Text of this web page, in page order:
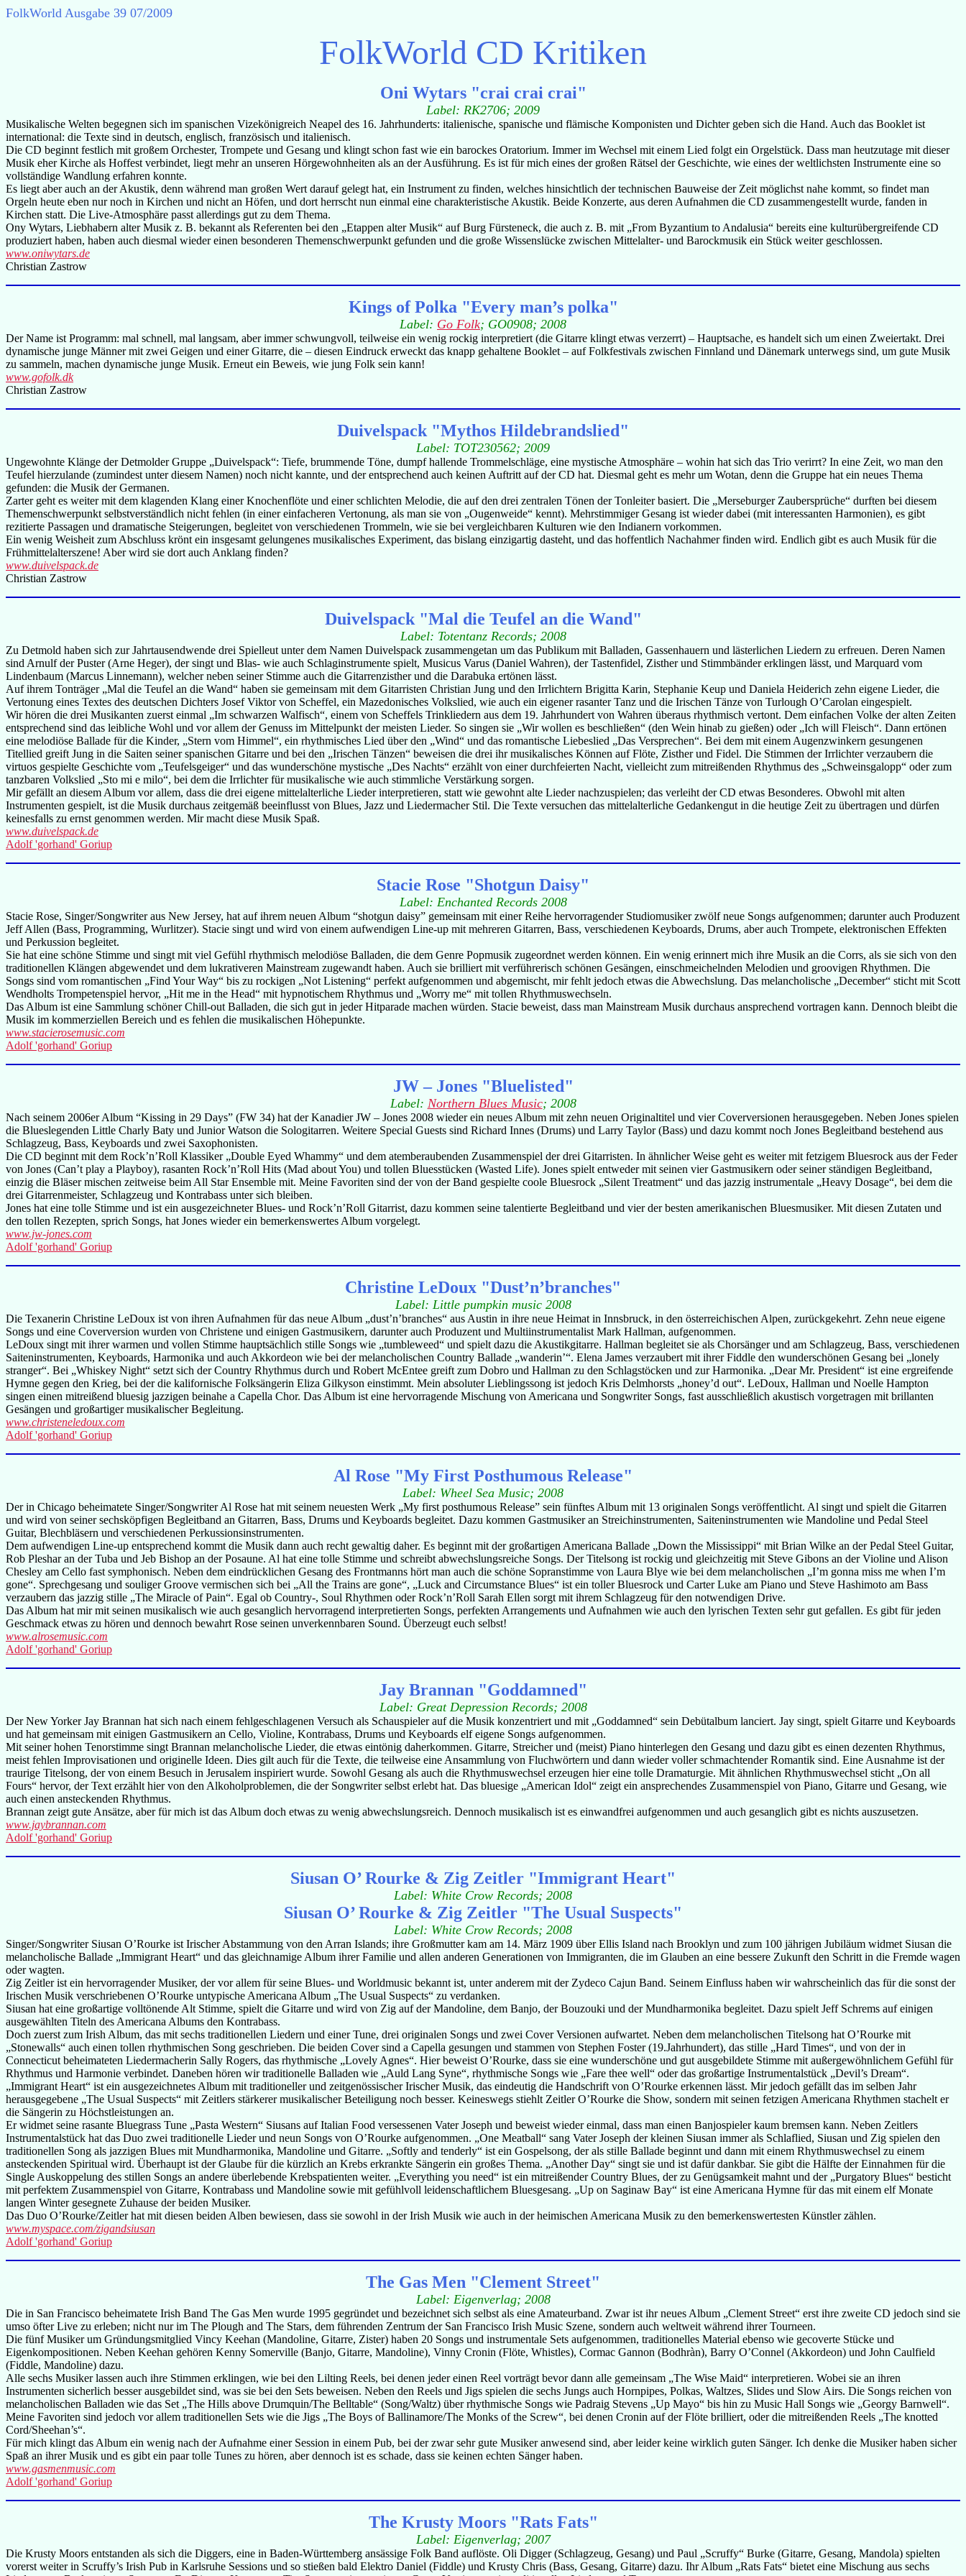
FolkWorld Ausgabe 39 07/2009
FolkWorld CD Kritiken
Oni Wytars "crai crai crai"
Label: RK2706; 2009
Musikalische Welten begegnen sich im spanischen Vizekönigreich Neapel des 16. Jahrhunderts: italienische, spanische und flämische Komponisten und Dichter geben sich die Hand. Auch das Booklet ist
international: die Texte sind in deutsch, englisch, französisch und italienisch.
Die CD beginnt festlich mit großem Orchester, Trompete und Gesang und klingt schon fast wie ein barockes Oratorium. Immer im Wechsel mit einem Lied folgt ein Orgelstück. Dass man heutzutage mit dieser
Musik eher Kirche als Hoffest verbindet, liegt mehr an unseren Hörgewohnheiten als an der Ausführung. Es ist für mich eines der großen Rätsel der Geschichte, wie eines der weltlichsten Instrumente eine so
vollständige Wandlung erfahren konnte.
Es liegt aber auch an der Akustik, denn während man großen Wert darauf gelegt hat, ein Instrument zu finden, welches hinsichtlich der technischen Bauweise der Zeit möglichst nahe kommt, so findet man
Orgeln heute eben nur noch in Kirchen und nicht an Höfen, und dort herrscht nun einmal eine charakteristische Akustik. Beide Konzerte, aus deren Aufnahmen die CD zusammengestellt wurde, fanden in
Kirchen statt. Die Live-Atmosphäre passt allerdings gut zu dem Thema.
Ony Wytars, Liebhabern alter Musik z. B. bekannt als Referenten bei den „Etappen alter Musik“ auf Burg Fürsteneck, die auch z. B. mit „From Byzantium to Andalusia“ bereits eine kulturübergreifende CD
produziert haben, haben auch diesmal wieder einen besonderen Themenschwerpunkt gefunden und die große Wissenslücke zwischen Mittelalter- und Barockmusik ein Stück weiter geschlossen.
www.oniwytars.de
Christian Zastrow
Kings of Polka "Every man’s polka"
Label: Go Folk; GO0908; 2008
Der Name ist Programm: mal schnell, mal langsam, aber immer schwungvoll, teilweise ein wenig rockig interpretiert (die Gitarre klingt etwas verzerrt) – Hauptsache, es handelt sich um einen Zweiertakt. Drei
dynamische junge Männer mit zwei Geigen und einer Gitarre, die – diesen Eindruck erweckt das knapp gehaltene Booklet – auf Folkfestivals zwischen Finnland und Dänemark unterwegs sind, um gute Musik
zu sammeln, machen dynamische junge Musik. Erneut ein Beweis, wie jung Folk sein kann!
www.gofolk.dk
Christian Zastrow
Duivelspack "Mythos Hildebrandslied"
Label: TOT230562; 2009
Ungewohnte Klänge der Detmolder Gruppe „Duivelspack“: Tiefe, brummende Töne, dumpf hallende Trommelschläge, eine mystische Atmosphäre – wohin hat sich das Trio verirrt? In eine Zeit, wo man den
Teufel hierzulande (zumindest unter diesem Namen) noch nicht kannte, und der entsprechend auch keinen Auftritt auf der CD hat. Diesmal geht es mehr um Wotan, denn die Gruppe hat ein neues Thema
gefunden: die Musik der Germanen.
Zarter geht es weiter mit dem klagenden Klang einer Knochenflöte und einer schlichten Melodie, die auf den drei zentralen Tönen der Tonleiter basiert. Die „Merseburger Zaubersprüche“ durften bei diesem
Themenschwerpunkt selbstverständlich nicht fehlen (in einer einfacheren Vertonung, als man sie von „Ougenweide“ kennt). Mehrstimmiger Gesang ist wieder dabei (mit interessanten Harmonien), es gibt
rezitierte Passagen und dramatische Steigerungen, begleitet von verschiedenen Trommeln, wie sie bei vergleichbaren Kulturen wie den Indianern vorkommen.
Ein wenig Weisheit zum Abschluss krönt ein insgesamt gelungenes musikalisches Experiment, das bislang einzigartig dasteht, und das hoffentlich Nachahmer finden wird. Endlich gibt es auch Musik für die
Frühmittelalterszene! Aber wird sie dort auch Anklang finden?
www.duivelspack.de
Christian Zastrow
Duivelspack "Mal die Teufel an die Wand"
Label: Totentanz Records; 2008
Zu Detmold haben sich zur Jahrtausendwende drei Spielleut unter dem Namen Duivelspack zusammengetan um das Publikum mit Balladen, Gassenhauern und lästerlichen Liedern zu erfreuen. Deren Namen
sind Arnulf der Puster (Arne Heger), der singt und Blas- wie auch Schlaginstrumente spielt, Musicus Varus (Daniel Wahren), der Tastenfidel, Zisther und Stimmbänder erklingen lässt, und Marquard vom
Lindenbaum (Marcus Linnemann), welcher neben seiner Stimme auch die Gitarrenzisther und die Darabuka ertönen lässt.
Auf ihrem Tonträger „Mal die Teufel an die Wand“ haben sie gemeinsam mit dem Gitarristen Christian Jung und den Irrlichtern Brigitta Karin, Stephanie Keup und Daniela Heiderich zehn eigene Lieder, die
Vertonung eines Textes des deutschen Dichters Josef Viktor von Scheffel, ein Mazedonisches Volkslied, wie auch ein eigener rasanter Tanz und die Irischen Tänze von Turlough O’Carolan eingespielt.
Wir hören die drei Musikanten zuerst einmal „Im schwarzen Walfisch“, einem von Scheffels Trinkliedern aus dem 19. Jahrhundert von Wahren überaus rhythmisch vertont. Dem einfachen Volke der alten Zeiten
entsprechend sind das leibliche Wohl und vor allem der Genuss im Mittelpunkt der meisten Lieder. So singen sie „Wir wollen es beschließen“ (den Wein hinab zu gießen) oder „Ich will Fleisch“. Dann ertönen
eine melodiöse Ballade für die Kinder, „Stern vom Himmel“, ein rhythmisches Lied über den „Wind“ und das romantische Liebeslied „Das Versprechen“. Bei dem mit einem Augenzwinkern gesungenen
Titellied greift Jung in die Saiten seiner spanischen Gitarre und bei den „Irischen Tänzen“ beweisen die drei ihr musikalisches Können auf Flöte, Zisther und Fidel. Die Stimmen der Irrlichter verzaubern die
virtuos gespielte Geschichte vom „Teufelsgeiger“ und das wunderschöne mystische „Des Nachts“ erzählt von einer durchfeierten Nacht, vielleicht zum mitreißenden Rhythmus des „Schweinsgalopp“ oder zum
tanzbaren Volkslied „Sto mi e milo“, bei dem die Irrlichter für musikalische wie auch stimmliche Verstärkung sorgen.
Mir gefällt an diesem Album vor allem, dass die drei eigene mittelalterliche Lieder interpretieren, statt wie gewohnt alte Lieder nachzuspielen; das verleiht der CD etwas Besonderes. Obwohl mit alten
Instrumenten gespielt, ist die Musik durchaus zeitgemäß beeinflusst von Blues, Jazz und Liedermacher Stil. Die Texte versuchen das mittelalterliche Gedankengut in die heutige Zeit zu übertragen und dürfen
keinesfalls zu ernst genommen werden. Mir macht diese Musik Spaß.
www.duivelspack.de
Adolf 'gorhand' Goriup
Stacie Rose "Shotgun Daisy"
Label: Enchanted Records 2008
Stacie Rose, Singer/Songwriter aus New Jersey, hat auf ihrem neuen Album “shotgun daisy” gemeinsam mit einer Reihe hervorragender Studiomusiker zwölf neue Songs aufgenommen; darunter auch Produzent
Jeff Allen (Bass, Programming, Wurlitzer). Stacie singt und wird von einem aufwendigen Line-up mit mehreren Gitarren, Bass, verschiedenen Keyboards, Drums, aber auch Trompete, elektronischen Effekten
und Perkussion begleitet.
Sie hat eine schöne Stimme und singt mit viel Gefühl rhythmisch melodiöse Balladen, die dem Genre Popmusik zugeordnet werden können. Ein wenig erinnert mich ihre Musik an die Corrs, als sie sich von den
traditionellen Klängen abgewendet und dem lukrativeren Mainstream zugewandt haben. Auch sie brilliert mit verführerisch schönen Gesängen, einschmeichelnden Melodien und groovigen Rhythmen. Die
Songs sind vom romantischen „Find Your Way“ bis zu rockigen „Not Listening“ perfekt aufgenommen und abgemischt, mir fehlt jedoch etwas die Abwechslung. Das melancholische „December“ sticht mit Scott
Wendholts Trompetenspiel hervor, „Hit me in the Head“ mit hypnotischem Rhythmus und „Worry me“ mit tollen Rhythmuswechseln.
Das Album ist eine Sammlung schöner Chill-out Balladen, die sich gut in jeder Hitparade machen würden. Stacie beweist, dass man Mainstream Musik durchaus ansprechend vortragen kann. Dennoch bleibt die
Musik im kommerziellen Bereich und es fehlen die musikalischen Höhepunkte.
www.stacierosemusic.com
Adolf 'gorhand' Goriup
JW – Jones "Bluelisted"
Label: Northern Blues Music; 2008
Nach seinem 2006er Album “Kissing in 29 Days” (FW 34) hat der Kanadier JW – Jones 2008 wieder ein neues Album mit zehn neuen Originaltitel und vier Coverversionen herausgegeben. Neben Jones spielen
die Blueslegenden Little Charly Baty und Junior Watson die Sologitarren. Weitere Special Guests sind Richard Innes (Drums) und Larry Taylor (Bass) und dazu kommt noch Jones Begleitband bestehend aus
Schlagzeug, Bass, Keyboards und zwei Saxophonisten.
Die CD beginnt mit dem Rock’n’Roll Klassiker „Double Eyed Whammy“ und dem atemberaubenden Zusammenspiel der drei Gitarristen. In ähnlicher Weise geht es weiter mit fetzigem Bluesrock aus der Feder
von Jones (Can’t play a Playboy), rasanten Rock’n’Roll Hits (Mad about You) und tollen Bluesstücken (Wasted Life). Jones spielt entweder mit seinen vier Gastmusikern oder seiner ständigen Begleitband,
einzig die Bläser mischen zeitweise beim All Star Ensemble mit. Meine Favoriten sind der von der Band gespielte coole Bluesrock „Silent Treatment“ und das jazzig instrumentale „Heavy Dosage“, bei dem die
drei Gitarrenmeister, Schlagzeug und Kontrabass unter sich bleiben.
Jones hat eine tolle Stimme und ist ein ausgezeichneter Blues- und Rock’n’Roll Gitarrist, dazu kommen seine talentierte Begleitband und vier der besten amerikanischen Bluesmusiker. Mit diesen Zutaten und
den tollen Rezepten, sprich Songs, hat Jones wieder ein bemerkenswertes Album vorgelegt.
www.jw-jones.com
Adolf 'gorhand' Goriup
Christine LeDoux "Dust’n’branches"
Label: Little pumpkin music 2008
Die Texanerin Christine LeDoux ist von ihren Aufnahmen für das neue Album „dust’n’branches“ aus Austin in ihre neue Heimat in Innsbruck, in den österreichischen Alpen, zurückgekehrt. Zehn neue eigene
Songs und eine Coverversion wurden von Christene und einigen Gastmusikern, darunter auch Produzent und Multiinstrumentalist Mark Hallman, aufgenommen.
LeDoux singt mit ihrer warmen und vollen Stimme hauptsächlich stille Songs wie „tumbleweed“ und spielt dazu die Akustikgitarre. Hallman begleitet sie als Chorsänger und am Schlagzeug, Bass, verschiedenen
Saiteninstrumenten, Keyboards, Harmonika und auch Akkordeon wie bei der melancholischen Country Ballade „wanderin’“. Elena James verzaubert mit ihrer Fiddle den wunderschönen Gesang bei „lonely
stranger“. Bei „Whiskey Night“ setzt sich der Country Rhythmus durch und Robert McEntee greift zum Dobro und Hallman zu den Schlagstöcken und zur Harmonika. „Dear Mr. President“ ist eine ergreifende
Hymne gegen den Krieg, bei der die kalifornische Folksängerin Eliza Gilkyson einstimmt. Mein absoluter Lieblingssong ist jedoch Kris Delmhorsts „honey’d out“. LeDoux, Hallman und Noelle Hampton
singen einen mitreißend bluesig jazzigen beinahe a Capella Chor. Das Album ist eine hervorragende Mischung von Americana und Songwriter Songs, fast ausschließlich akustisch vorgetragen mit brillanten
Gesängen und großartiger musikalischer Begleitung.
www.christeneledoux.com
Adolf 'gorhand' Goriup
Al Rose "My First Posthumous Release"
Label: Wheel Sea Music; 2008
Der in Chicago beheimatete Singer/Songwriter Al Rose hat mit seinem neuesten Werk „My first posthumous Release” sein fünftes Album mit 13 originalen Songs veröffentlicht. Al singt und spielt die Gitarren
und wird von seiner sechsköpfigen Begleitband an Gitarren, Bass, Drums und Keyboards begleitet. Dazu kommen Gastmusiker an Streichinstrumenten, Saiteninstrumenten wie Mandoline und Pedal Steel
Guitar, Blechbläsern und verschiedenen Perkussionsinstrumenten.
Dem aufwendigen Line-up entsprechend kommt die Musik dann auch recht gewaltig daher. Es beginnt mit der großartigen Americana Ballade „Down the Mississippi“ mit Brian Wilke an der Pedal Steel Guitar,
Rob Pleshar an der Tuba und Jeb Bishop an der Posaune. Al hat eine tolle Stimme und schreibt abwechslungsreiche Songs. Der Titelsong ist rockig und gleichzeitig mit Steve Gibons an der Violine und Alison
Chesley am Cello fast symphonisch. Neben dem eindrücklichen Gesang des Frontmanns hört man auch die schöne Sopranstimme von Laura Blye wie bei dem melancholischen „I’m gonna miss me when I’m
gone“. Sprechgesang und souliger Groove vermischen sich bei „All the Trains are gone“, „Luck and Circumstance Blues“ ist ein toller Bluesrock und Carter Luke am Piano und Steve Hashimoto am Bass
verzaubern das jazzig stille „The Miracle of Pain“. Egal ob Country-, Soul Rhythmen oder Rock’n’Roll Sarah Ellen sorgt mit ihrem Schlagzeug für den notwendigen Drive.
Das Album hat mir mit seinen musikalisch wie auch gesanglich hervorragend interpretierten Songs, perfekten Arrangements und Aufnahmen wie auch den lyrischen Texten sehr gut gefallen. Es gibt für jeden
Geschmack etwas zu hören und dennoch bewahrt Rose seinen unverkennbaren Sound. Überzeugt euch selbst!
www.alrosemusic.com
Adolf 'gorhand' Goriup
Jay Brannan "Goddamned"
Label: Great Depression Records; 2008
Der New Yorker Jay Brannan hat sich nach einem fehlgeschlagenen Versuch als Schauspieler auf die Musik konzentriert und mit „Goddamned“ sein Debütalbum lanciert. Jay singt, spielt Gitarre und Keyboards
und hat gemeinsam mit einigen Gastmusikern an Cello, Violine, Kontrabass, Drums und Keyboards elf eigene Songs aufgenommen.
Mit seiner hohen Tenorstimme singt Brannan melancholische Lieder, die etwas eintönig daherkommen. Gitarre, Streicher und (meist) Piano hinterlegen den Gesang und dazu gibt es einen dezenten Rhythmus,
meist fehlen Improvisationen und originelle Ideen. Dies gilt auch für die Texte, die teilweise eine Ansammlung von Fluchwörtern und dann wieder voller schmachtender Romantik sind. Eine Ausnahme ist der
traurige Titelsong, der von einem Besuch in Jerusalem inspiriert wurde. Sowohl Gesang als auch die Rhythmuswechsel erzeugen hier eine tolle Dramaturgie. Mit ähnlichen Rhythmuswechsel sticht „On all
Fours“ hervor, der Text erzählt hier von den Alkoholproblemen, die der Songwriter selbst erlebt hat. Das bluesige „American Idol“ zeigt ein ansprechendes Zusammenspiel von Piano, Gitarre und Gesang, wie
auch einen ansteckenden Rhythmus.
Brannan zeigt gute Ansätze, aber für mich ist das Album doch etwas zu wenig abwechslungsreich. Dennoch musikalisch ist es einwandfrei aufgenommen und auch gesanglich gibt es nichts auszusetzen.
www.jaybrannan.com
Adolf 'gorhand' Goriup
Siusan O’ Rourke & Zig Zeitler "Immigrant Heart"
Label: White Crow Records; 2008
Siusan O’ Rourke & Zig Zeitler "The Usual Suspects"
Label: White Crow Records; 2008
Singer/Songwriter Siusan O’Rourke ist Irischer Abstammung von den Arran Islands; ihre Großmutter kam am 14. März 1909 über Ellis Island nach Brooklyn und zum 100 jährigen Jubiläum widmet Siusan die
melancholische Ballade „Immigrant Heart“ und das gleichnamige Album ihrer Familie und allen anderen Generationen von Immigranten, die im Glauben an eine bessere Zukunft den Schritt in die Fremde wagen
oder wagten.
Zig Zeitler ist ein hervorragender Musiker, der vor allem für seine Blues- und Worldmusic bekannt ist, unter anderem mit der Zydeco Cajun Band. Seinem Einfluss haben wir wahrscheinlich das für die sonst der
Irischen Musik verschriebenen O’Rourke untypische Americana Album „The Usual Suspects“ zu verdanken.
Siusan hat eine großartige volltönende Alt Stimme, spielt die Gitarre und wird von Zig auf der Mandoline, dem Banjo, der Bouzouki und der Mundharmonika begleitet. Dazu spielt Jeff Schrems auf einigen
ausgewählten Titeln des Americana Albums den Kontrabass.
Doch zuerst zum Irish Album, das mit sechs traditionellen Liedern und einer Tune, drei originalen Songs und zwei Cover Versionen aufwartet. Neben dem melancholischen Titelsong hat O’Rourke mit
„Stonewalls“ auch einen tollen rhythmischen Song geschrieben. Die beiden Cover sind a Capella gesungen und stammen von Stephen Foster (19.Jahrhundert), das stille „Hard Times“, und von der in
Connecticut beheimateten Liedermacherin Sally Rogers, das rhythmische „Lovely Agnes“. Hier beweist O’Rourke, dass sie eine wunderschöne und gut ausgebildete Stimme mit außergewöhnlichem Gefühl für
Rhythmus und Harmonie verbindet. Daneben hören wir traditionelle Balladen wie „Auld Lang Syne“, rhythmische Songs wie „Fare thee well“ oder das großartige Instrumentalstück „Devil’s Dream“.
„Immigrant Heart“ ist ein ausgezeichnetes Album mit traditioneller und zeitgenössischer Irischer Musik, das eindeutig die Handschrift von O’Rourke erkennen lässt. Mir jedoch gefällt das im selben Jahr
herausgegebene „The Usual Suspects“ mit Zeitlers stärkerer musikalischer Beteiligung noch besser. Keineswegs stiehlt Zeitler O’Rourke die Show, sondern mit seinen fetzigen Americana Rhythmen stachelt er
die Sängerin zu Höchstleistungen an.
Er widmet seine rasante Bluegrass Tune „Pasta Western“ Siusans auf Italian Food versessenen Vater Joseph und beweist wieder einmal, dass man einen Banjospieler kaum bremsen kann. Neben Zeitlers
Instrumentalstück hat das Duo zwei traditionelle Lieder und neun Songs von O’Rourke aufgenommen. „One Meatball“ sang Vater Joseph der kleinen Siusan immer als Schlaflied, Siusan und Zig spielen den
traditionellen Song als jazzigen Blues mit Mundharmonika, Mandoline und Gitarre. „Softly and tenderly“ ist ein Gospelsong, der als stille Ballade beginnt und dann mit einem Rhythmuswechsel zu einem
ansteckenden Spiritual wird. Überhaupt ist der Glaube für die kürzlich an Krebs erkrankte Sängerin ein großes Thema. „Another Day“ singt sie und ist dafür dankbar. Sie gibt die Hälfte der Einnahmen für die
Single Auskoppelung des stillen Songs an andere überlebende Krebspatienten weiter. „Everything you need“ ist ein mitreißender Country Blues, der zu Genügsamkeit mahnt und der „Purgatory Blues“ besticht
mit perfektem Zusammenspiel von Gitarre, Kontrabass und Mandoline sowie mit gefühlvoll leidenschaftlichem Bluesgesang. „Up on Saginaw Bay“ ist eine Americana Hymne für das mit einem elf Monate
langen Winter gesegnete Zuhause der beiden Musiker.
Das Duo O’Rourke/Zeitler hat mit diesen beiden Alben bewiesen, dass sie sowohl in der Irish Musik wie auch in der heimischen Americana Musik zu den bemerkenswertesten Künstler zählen.
www.myspace.com/zigandsiusan
Adolf 'gorhand' Goriup
The Gas Men "Clement Street"
Label: Eigenverlag; 2008
Die in San Francisco beheimatete Irish Band The Gas Men wurde 1995 gegründet und bezeichnet sich selbst als eine Amateurband. Zwar ist ihr neues Album „Clement Street“ erst ihre zweite CD jedoch sind sie
umso öfter Live zu erleben; nicht nur im The Plough and The Stars, dem führenden Zentrum der San Francisco Irish Music Szene, sondern auch weltweit während ihrer Tourneen.
Die fünf Musiker um Gründungsmitglied Vincy Keehan (Mandoline, Gitarre, Zister) haben 20 Songs und instrumentale Sets aufgenommen, traditionelles Material ebenso wie gecoverte Stücke und
Eigenkompositionen. Neben Keehan gehören Kenny Somerville (Banjo, Gitarre, Mandoline), Vinny Cronin (Flöte, Whistles), Cormac Gannon (Bodhràn), Barry O’Connel (Akkordeon) und John Caulfield
(Fiddle, Mandoline) dazu.
Alle sechs Musiker lassen auch ihre Stimmen erklingen, wie bei den Lilting Reels, bei denen jeder einen Reel vorträgt bevor dann alle gemeinsam „The Wise Maid“ interpretieren. Wobei sie an ihren
Instrumenten sicherlich besser ausgebildet sind, was sie bei den Sets beweisen. Neben den Reels und Jigs spielen die sechs Jungs auch Hornpipes, Polkas, Waltzes, Slides und Slow Airs. Die Songs reichen von
melancholischen Balladen wie das Set „The Hills above Drumquin/The Belltable“ (Song/Waltz) über rhythmische Songs wie Padraig Stevens „Up Mayo“ bis hin zu Music Hall Songs wie „Georgy Barnwell“.
Meine Favoriten sind jedoch vor allem traditionellen Sets wie die Jigs „The Boys of Ballinamore/The Monks of the Screw“, bei denen Cronin auf der Flöte brilliert, oder die mitreißenden Reels „The knotted
Cord/Sheehan’s“.
Für mich klingt das Album ein wenig nach der Aufnahme einer Session in einem Pub, bei der zwar sehr gute Musiker anwesend sind, aber leider keine wirklich guten Sänger. Ich denke die Musiker haben sicher
Spaß an ihrer Musik und es gibt ein paar tolle Tunes zu hören, aber dennoch ist es schade, dass sie keinen echten Sänger haben.
www.gasmenmusic.com
Adolf 'gorhand' Goriup
The Krusty Moors "Rats Fats"
Label: Eigenverlag; 2007
Die Krusty Moors entstanden als sich die Diggers, eine in Baden-Württemberg ansässige Folk Band auflöste. Oli Digger (Schlagzeug, Gesang) und Paul „Scruffy“ Burke (Gitarre, Gesang, Mandola) spielten
vorerst weiter in Scruffy’s Irish Pub in Karlsruhe Sessions und so stießen bald Elektro Daniel (Fiddle) und Krusty Chris (Bass, Gesang, Gitarre) dazu. Ihr Album „Rats Fats“ bietet eine Mischung aus sechs